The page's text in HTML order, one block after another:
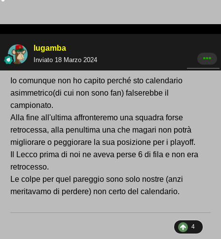
lugamba
Inviato 18 Marzo 2024
Io comunque non ho capito perché sto calendario
asimmetrico(di cui non sono fan) falserebbe il
campionato.
Alla fine all'ultima affronteremo una squadra forse
retrocessa, alla penultima una che magari non potrà
migliorare o peggiorare la sua posizione per i playoff.
Il Lecco prima di noi ne aveva perse 6 di fila e non era
retrocesso.
Le colpe per quel pareggio sono solo nostre (anzi
meritavamo di perdere) non certo del calendario.
4